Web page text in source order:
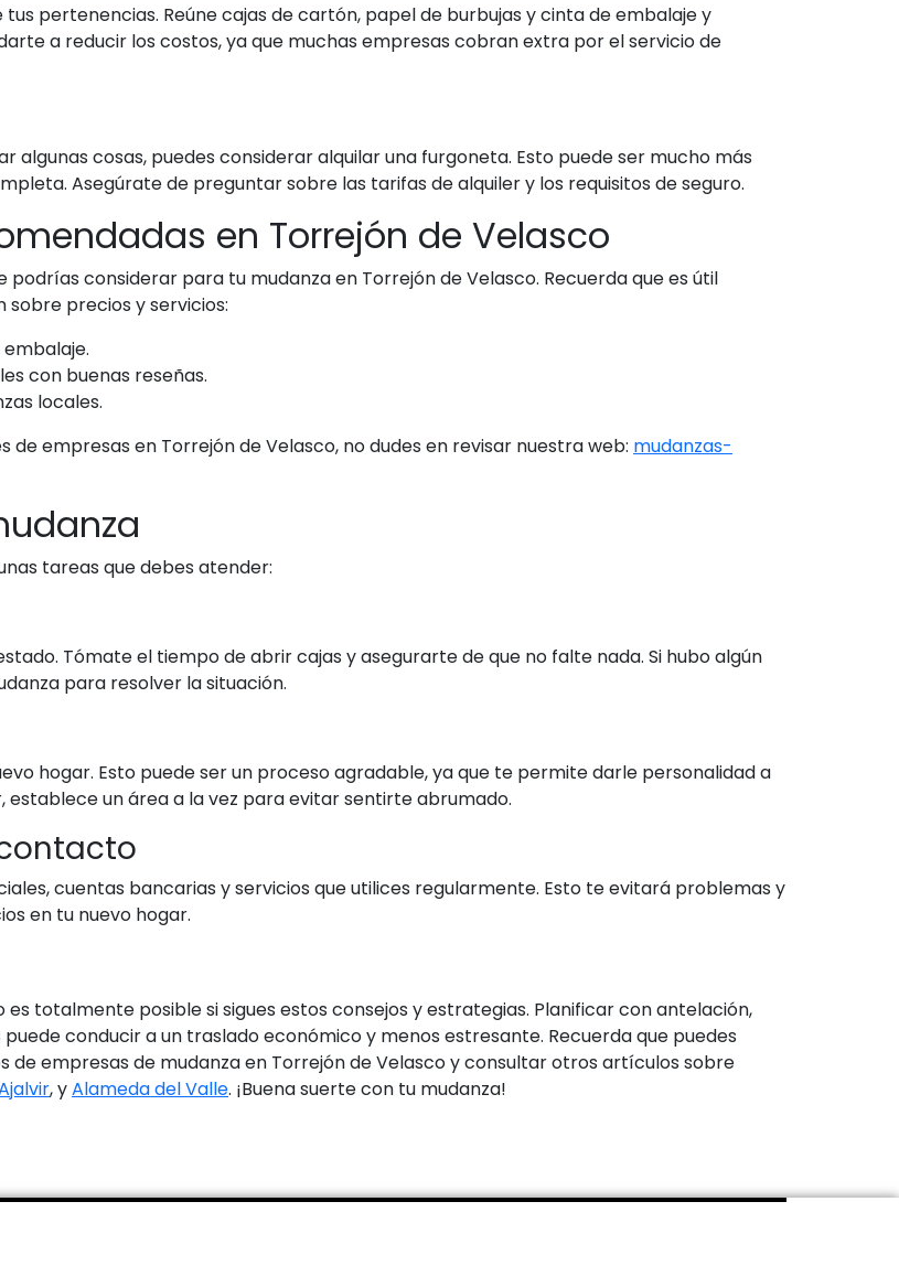
pertenencias. Reúne cajas de cartón, papel de burbujas y cinta de embalaje y
a reducir los costos, ya que muchas empresas cobran extra por el servicio de
algunas cosas, puedes considerar alquilar una furgoneta. Esto puede ser mucho más
Asegúrate de preguntar sobre las tarifas de alquiler y los requisitos de seguro.
en Torrejón de Velasco
considerar para tu mudanza en Torrejón de Velasco. Recuerda que es útil
precios y servicios:
con buenas reseñas.
locales.
empresas en Torrejón de Velasco, no dudes en revisar nuestra web: mudanzas-
tareas que debes atender:
Tómate el tiempo de abrir cajas y asegurarte de que no falte nada. Si hubo algún
para resolver la situación.
hogar. Esto puede ser un proceso agradable, ya que te permite darle personalidad a
establece un área a la vez para evitar sentirte abrumado.
cuentas bancarias y servicios que utilices regularmente. Esto te evitará problemas y
en tu nuevo hogar.
totalmente posible si sigues estos consejos y estrategias. Planificar con antelación,
conducir a un traslado económico y menos estresante. Recuerda que puedes
empresas de mudanza en Torrejón de Velasco y consultar otros artículos sobre
, yAlameda del Valle. ¡Buena suerte con tu mudanza!